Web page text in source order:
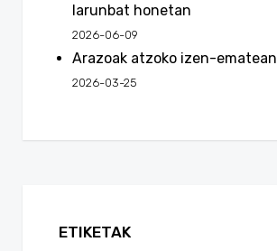
larunbat honetan
2026-06-09
Arazoak atzoko izen-ematean
2026-03-25
ETIKETAK